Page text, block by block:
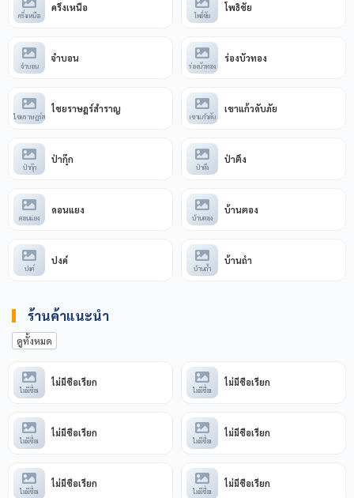
ครึ่งเหนือ
ครึ่งเหนือ
โพธิ์ชัย
โพธิ์ชัย
จำบอน
จำบอน
ร่องบัวทอง
ร่องบัวทอง
ไชยราษฎร์ส
ไชยราษฎร์สำราญ
เขาแก้วดับ
เขาแก้วดับภัย
ป่ากุ๊ก
ป่ากุ๊ก
ป่าตึง
ป่าตึง
ดอนแยง
ดอนแยง
บ้านตอง
บ้านตอง
ปงค์
ปงค์
บ้านถ้ำ
บ้านถ้ำ
ร้านค้าแนะนำ
ดูทั้งหมด
ไม่มีชื่อเ
ไม่มีชื่อเรียก
ไม่มีชื่อเ
ไม่มีชื่อเรียก
ไม่มีชื่อเ
ไม่มีชื่อเรียก
ไม่มีชื่อเ
ไม่มีชื่อเรียก
ไม่มีชื่อเ
ไม่มีชื่อเรียก
ไม่มีชื่อเ
ไม่มีชื่อเรียก